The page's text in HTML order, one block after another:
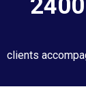
2400
clients